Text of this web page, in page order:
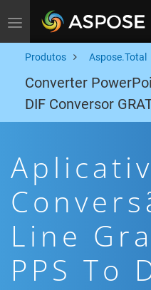
Toggle navigation
Produtos Aspose.Total
Converter
DIF Conversor
Line
PPS To